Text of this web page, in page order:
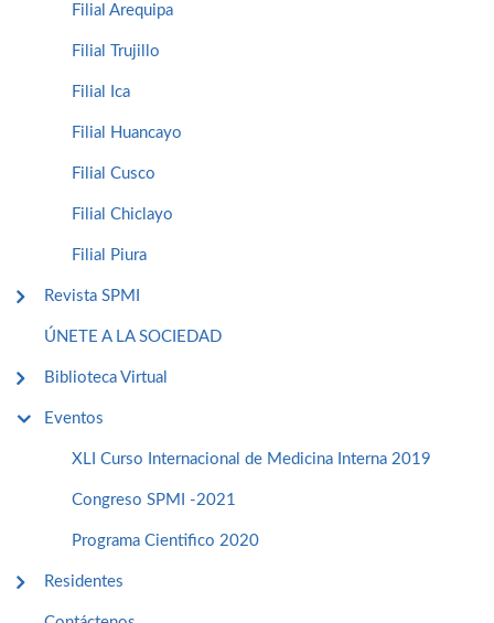
Filial Arequipa
Filial Trujillo
Filial Ica
Filial Huancayo
Filial Cusco
Filial Chiclayo
Filial Piura
Revista SPMI
ÚNETE A LA SOCIEDAD
Biblioteca Virtual
Eventos
XLI Curso Internacional de Medicina Interna 2019
Congreso SPMI -2021
Programa Cientifico 2020
Residentes